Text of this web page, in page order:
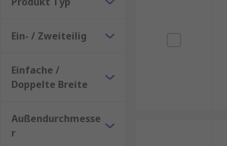
Stahllegierungen, aber es sind auch
verfügbar, wie mit schwarzer
Ein- / Zweiteilig
Einfache /
Doppelte Breite
Außendurchmesse
r